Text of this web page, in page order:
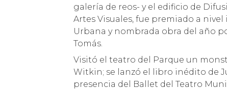
galería de reos- y el edificio de
Artes Visuales, fue premiado a
Urbana y nombrada obra del año
Tomás.
Visitó el teatro del Parque un
Witkin; se lanzó el libro inédito de
presencia del Ballet del Teatro